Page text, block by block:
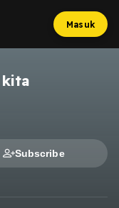
Masuk
kita
Subscribe